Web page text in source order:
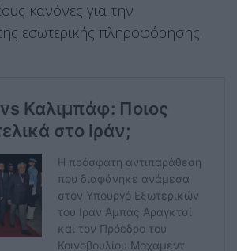
κανόνες για την
εσωτερικής πληροφόρησης.